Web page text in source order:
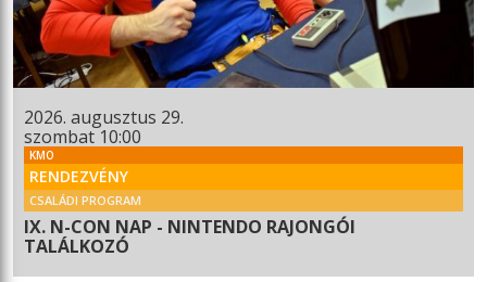
2026. augusztus 29.
szombat 10:00
KMO
RENDEZVÉNY
CSALÁDI PROGRAM
IX. N-CON NAP - NINTENDO RAJONGÓI
TALÁLKOZÓ